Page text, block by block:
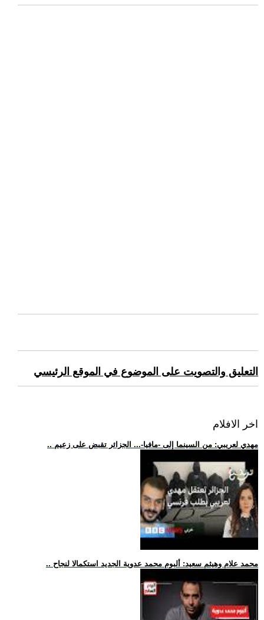
التعليق والتصويت على الموضوع في الموقع الرئيسي
اخر الافلام
.. مهدي لعريبي: من السينما إلى -مافيا-... الجزائر تقبض على زعيم
.. محمد علام وهيثم سعيد: ألبوم محمد عدوية الجديد استكمالا لنجاح